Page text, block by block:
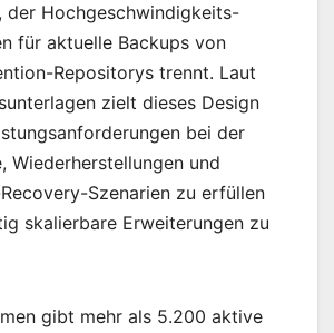
der Hochgeschwindigkeits-
für aktuelle Backups von
Repositorys trennt. Laut
zielt dieses Design
bei der
Wiederherstellungen und
Szenarien zu erfüllen
skalierbare Erweiterungen zu
gibt mehr als 5.200 aktive